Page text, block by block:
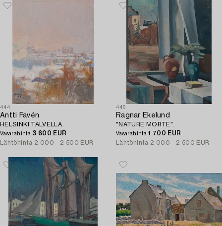
444
Antti Favén
HELSINKI TALVELLA.
Vasarahinta 3 600 EUR
Lähtöhinta 2 000 - 2 500 EUR
445
Ragnar Ekelund
"NATURE MORTE".
Vasarahinta1 700 EUR
Lähtöhinta 2 000 - 2 500 EUR